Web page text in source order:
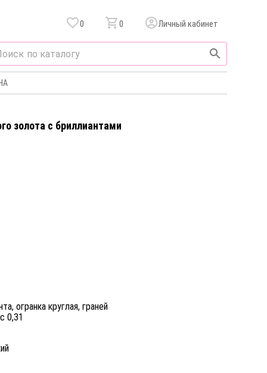
0 0 Личный кабинет
золота c бриллиантами
огранка круглая, граней
0,31